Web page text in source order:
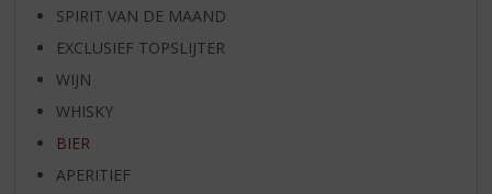
SPIRIT VAN DE MAAND
EXCLUSIEF TOPSLIJTER
WIJN
WHISKY
BIER
APERITIEF